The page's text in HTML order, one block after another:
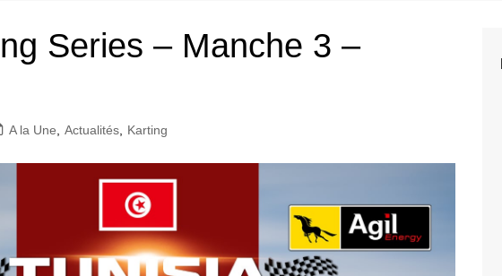
affiliés
2020
Series – Manche 3 –
A la Une Actualités Karting